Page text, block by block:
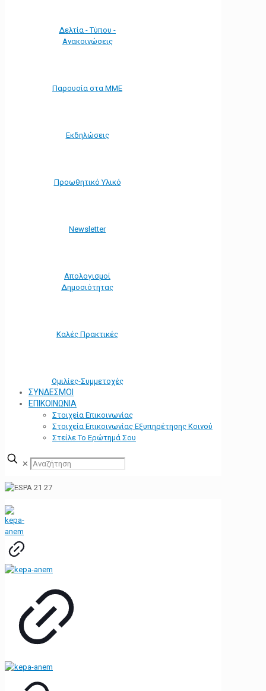
Δελτία - Τύπου -
Ανακοινώσεις
Παρουσία στα ΜΜΕ
Εκδηλώσεις
Προωθητικό Υλικό
Νewsletter
Απολογισμοί
Δημοσιότητας
Καλές Πρακτικές
Ομιλίες-Συμμετοχές
ΣΥΝΔΕΣΜΟΙ
ΕΠΙΚΟΙΝΩΝΙΑ
Στοιχεία Επικοινωνίας
Στοιχεία Επικοινωνίας Εξυπηρέτησης Κοινού
Στείλε Το Ερώτημά Σου
✕